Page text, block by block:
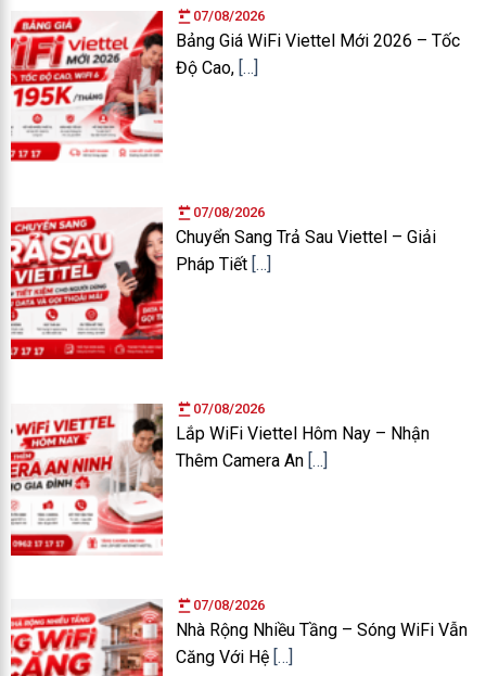
07/08/2026
Bảng Giá WiFi Viettel Mới 2026 – Tốc
Độ Cao, […]
07/08/2026
Chuyển Sang Trả Sau Viettel – Giải
Pháp Tiết […]
07/08/2026
Lắp WiFi Viettel Hôm Nay – Nhận
Thêm Camera An […]
07/08/2026
Nhà Rộng Nhiều Tầng – Sóng WiFi Vẫn
Căng Với Hệ […]